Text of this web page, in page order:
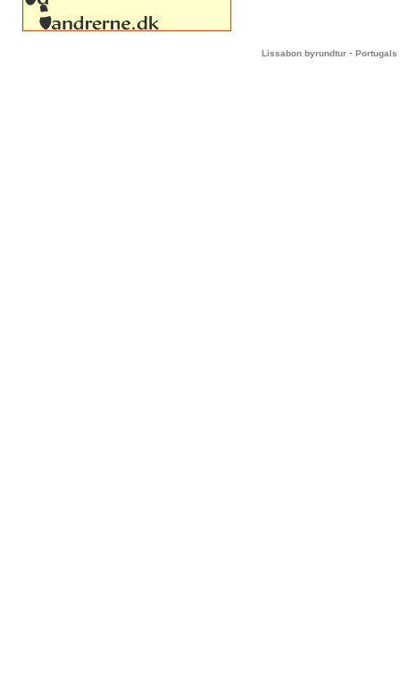
Lissabon byrundtur - Portugals